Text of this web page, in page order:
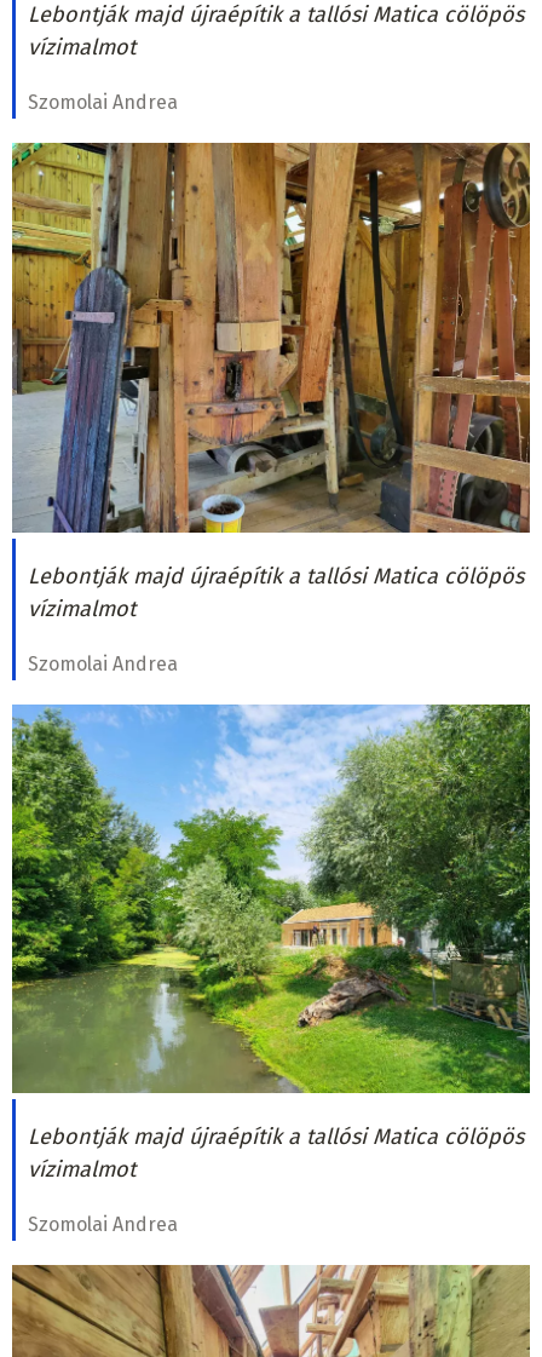
Lebontják majd újraépítik a tallósi Matica cölöpös
vízimalmot
Szomolai Andrea
Lebontják majd újraépítik a tallósi Matica cölöpös
vízimalmot
Szomolai Andrea
Lebontják majd újraépítik a tallósi Matica cölöpös
vízimalmot
Szomolai Andrea